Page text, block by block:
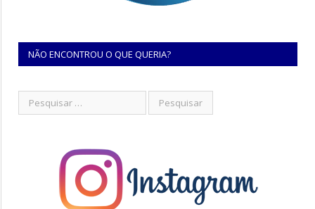
NÃO ENCONTROU O QUE QUERIA?